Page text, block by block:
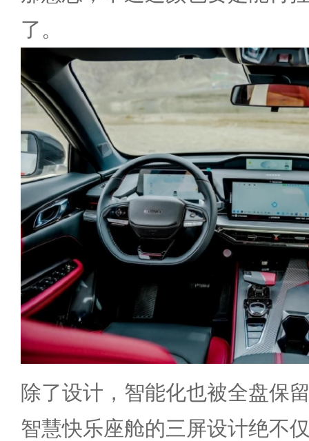
了。
除了设计，智能化也被全盘保
智慧快乐座舱的三屏设计绝不